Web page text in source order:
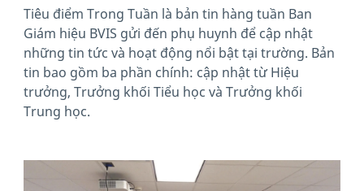
Tiêu điểm Trong Tuần là bản tin hàng tuần Ban
Giám hiệu BVIS gửi đến phụ huynh để cập nhật
những tin tức và hoạt động nổi bật tại trường. Bản
tin bao gồm ba phần chính: cập nhật từ Hiệu
trưởng, Trưởng khối Tiểu học và Trưởng khối
Trung học.